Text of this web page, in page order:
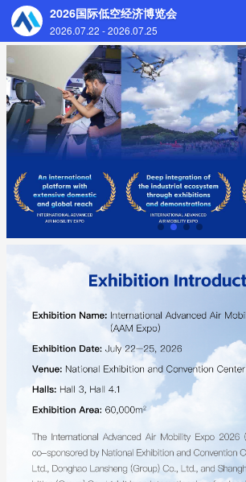
2026国际低空经济博览会
2026.07.22 -2026.07.25